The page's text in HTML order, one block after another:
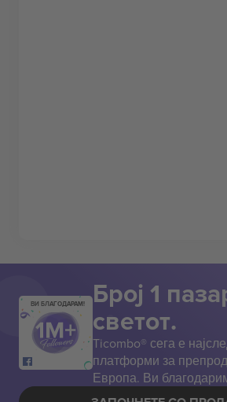
ВИ БЛАГОДАРАМ! Број 1
светот.
Ticombo® сега е
платформи за
Европа. Ви